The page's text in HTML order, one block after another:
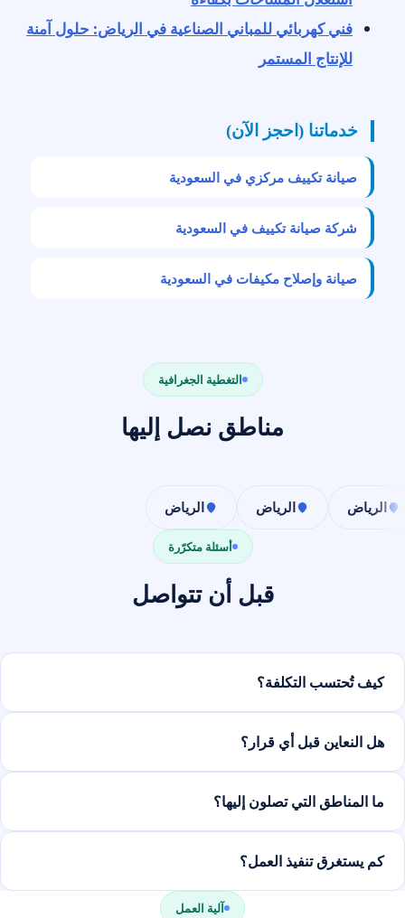
فني كهربائي للمباني الصناعية في الرياض: حلول آمنة
للإنتاج المستمر
خدماتنا (احجز الآن)
صيانة تكييف مركزي في السعودية
شركة صيانة تكييف في السعودية
صيانة وإصلاح مكيفات في السعودية
التغطية الجغرافية
مناطق نصل إليها
الرياض الرياض الرياض
أسئلة متكرّرة
قبل أن تتواصل
كيف تُحتسب التكلفة؟
هل النعاين قبل أي قرار؟
ما المناطق التي تصلون إليها؟
كم يستغرق تنفيذ العمل؟
آلية العمل